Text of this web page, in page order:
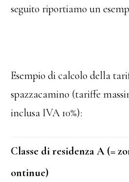
seguito riportiamo un
Esempio di calcolo della
spazzacamino (tariffe
inclusa IVA 10%):
Classe di residenza A (=
ontinue)